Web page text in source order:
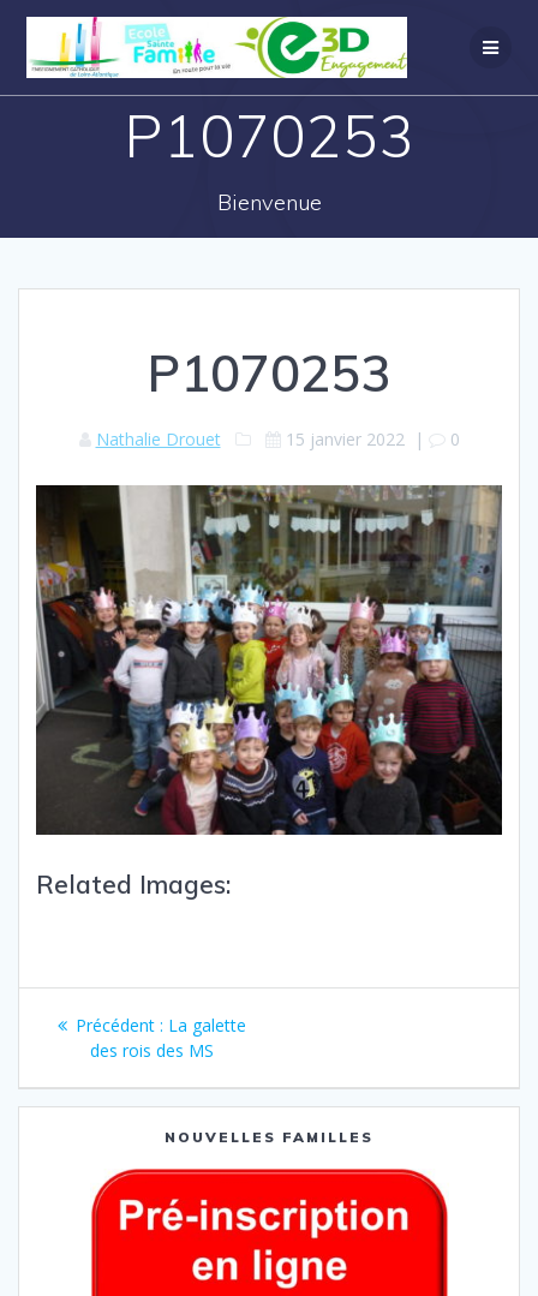
P1070253
Bienvenue
P1070253
Nathalie Drouet 15 janvier 2022 | 0
Related Images:
Précédent : La galette
des rois des MS
NOUVELLES FAMILLES